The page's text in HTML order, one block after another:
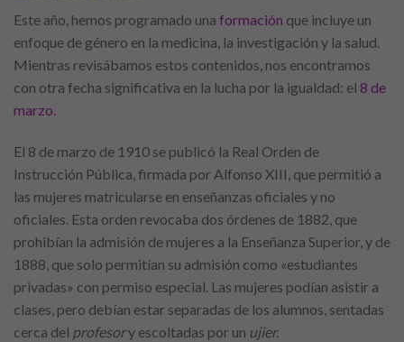
Este año, hemos programado una formación que incluye un
enfoque de género en la medicina, la investigación y la salud.
Mientras revisábamos estos contenidos, nos encontramos
con otra fecha significativa en la lucha por la igualdad: el 8 de
marzo.
El 8 de marzo de 1910 se publicó la Real Orden de
Instrucción Pública, firmada por Alfonso XIII, que permitió a
las mujeres matricularse en enseñanzas oficiales y no
oficiales. Esta orden revocaba dos órdenes de 1882, que
prohibían la admisión de mujeres a la Enseñanza Superior, y de
1888, que solo permitían su admisión como «estudiantes
privadas» con permiso especial. Las mujeres podían asistir a
clases, pero debían estar separadas de los alumnos, sentadas
cerca del profesory escoltadas por un ujier.